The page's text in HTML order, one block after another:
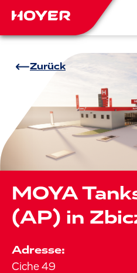
Zurück
MOYA
(AP) in
Adresse:
Ciche 49